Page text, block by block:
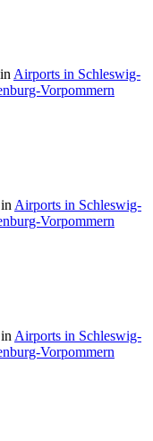
Airports in Schleswig-
Vorpommern
Airports in Schleswig-
Vorpommern
Airports in Schleswig-
Vorpommern